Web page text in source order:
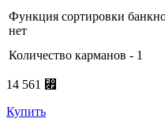
Функция сортировки
нет
Количество карманов - 1
14 561 ⃏
Купить